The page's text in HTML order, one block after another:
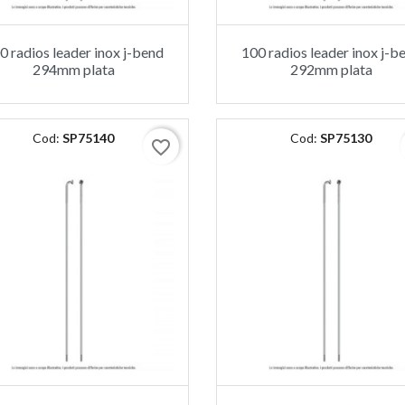
radios leader inox j-bend
294mm plata
100 radios leader inox j-
292mm plata
Cod:SP75140 favorite_border Cod:SP75130